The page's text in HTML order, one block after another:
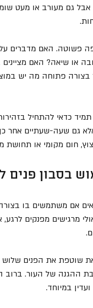
גם מעורב או מעט
פשוטה. האם מדברים על
בצורה פתוחה מה יש
כדאי להתחיל
גם שעה-שעתיים אחר
חום מקומי או תחושת
בסבון פנים
אם משתמשים בו
מרגישים מפנקים לרגע,
שוטפת את הפנים שלוש
ההגנה של העור. ברוב
במיוחד.